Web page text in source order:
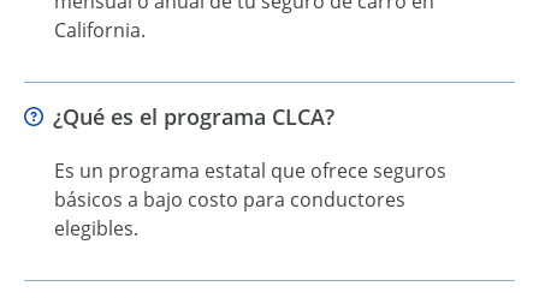
California.
¿Qué es el programa CLCA?
Es un programa estatal que ofrece seguros
básicos a bajo costo para conductores
elegibles.